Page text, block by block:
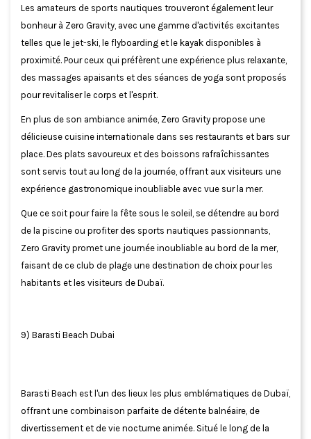
Les amateurs de sports nautiques trouveront également leur
bonheur à Zero Gravity, avec une gamme d'activités excitantes
telles que le jet-ski, le flyboarding et le kayak disponibles à
proximité. Pour ceux qui préfèrent une expérience plus relaxante,
des massages apaisants et des séances de yoga sont proposés
pour revitaliser le corps et l'esprit.
En plus de son ambiance animée, Zero Gravity propose une
délicieuse cuisine internationale dans ses restaurants et bars sur
place. Des plats savoureux et des boissons rafraîchissantes
sont servis tout au long de la journée, offrant aux visiteurs une
expérience gastronomique inoubliable avec vue sur la mer.
Que ce soit pour faire la fête sous le soleil, se détendre au bord
de la piscine ou profiter des sports nautiques passionnants,
Zero Gravity promet une journée inoubliable au bord de la mer,
faisant de ce club de plage une destination de choix pour les
habitants et les visiteurs de Dubaï.
9) Barasti Beach Dubai
Barasti Beach est l'un des lieux les plus emblématiques de Dubaï,
offrant une combinaison parfaite de détente balnéaire, de
divertissement et de vie nocturne animée. Situé le long de la